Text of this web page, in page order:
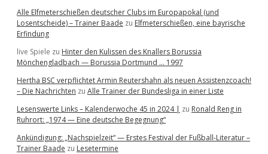
Alle Elfmeterschießen deutscher Clubs im Europapokal (und
Losentscheide) – Trainer Baade zu Elfmeterschießen, eine bayrische
Erfindung
live Spiele zu Hinter den Kulissen des Knallers Borussia
Mönchengladbach — Borussia Dortmund … 1997
Hertha BSC verpflichtet Armin Reutershahn als neuen Assistenzcoach!
– Die Nachrichten zu Alle Trainer der Bundesliga in einer Liste
Lesenswerte Links – Kalenderwoche 45 in 2024 | zu Ronald Reng in
Ruhrort: „1974 — Eine deutsche Begegnung“
Ankündigung: „Nachspielzeit“ — Erstes Festival der Fußball-Literatur –
Trainer Baade zu Lesetermine